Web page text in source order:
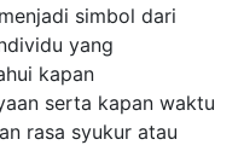
simbol dari
yang
kapan
serta kapan waktu
rasa syukur atau